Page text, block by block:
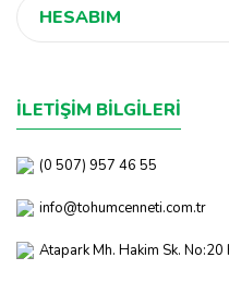
HESABIM
İLETİŞİM BİLGİLERİ
(0 507) 957 46 55
info@tohumcenneti.com.tr
Atapark Mh. Hakim Sk. No:20